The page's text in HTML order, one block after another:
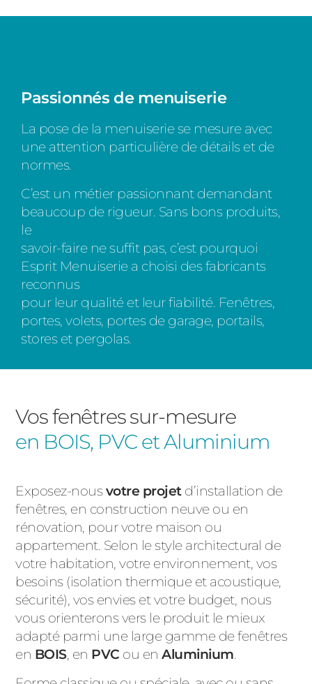
Passionnés de menuiserie
La pose de la menuiserie se mesure avec
une attention particulière de détails et de
normes.
C’est un métier passionnant demandant
beaucoup de rigueur. Sans bons produits,
le
savoir-faire ne suffit pas, c’est pourquoi
Esprit Menuiserie a choisi des fabricants
reconnus
pour leur qualité et leur fiabilité. Fenêtres,
portes, volets, portes de garage, portails,
stores et pergolas.
Vos fenêtres sur-mesure
en BOIS, PVC et Aluminium
Exposez-nousvotre projetd’installation de
fenêtres, en construction neuve ou en
rénovation, pour votre maison ou
appartement. Selon le style architectural de
votre habitation, votre environnement, vos
besoins (isolation thermique et acoustique,
sécurité), vos envies et votre budget, nous
vous orienterons vers le produit le mieux
adapté parmi une large gamme de fenêtres
en BOIS, en PVC ou enAluminium.